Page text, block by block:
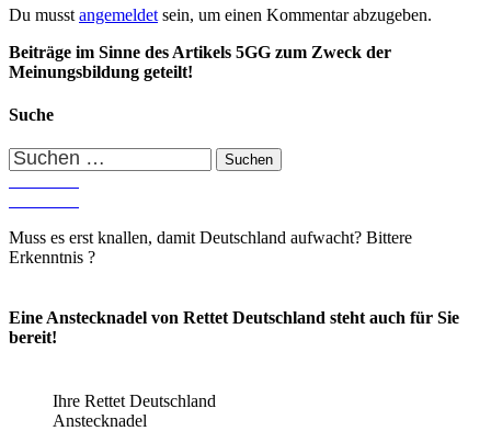
Du musst angemeldet sein, um einen Kommentar abzugeben.
Beiträge im Sinne des Artikels 5GG zum Zweck der
Meinungsbildung geteilt!
Suche
Suchen
nach:
Muss es erst knallen, damit Deutschland aufwacht? Bittere
Erkenntnis ?
Eine Anstecknadel von Rettet Deutschland steht auch für Sie
bereit!
Ihre Rettet Deutschland
Anstecknadel